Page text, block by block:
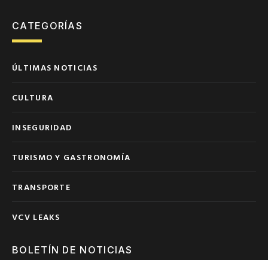
CATEGORÍAS
ÚLTIMAS NOTICIAS
CULTURA
INSEGURIDAD
TURISMO Y GASTRONOMÍA
TRANSPORTE
VCV LEAKS
BOLETÍN DE NOTICIAS